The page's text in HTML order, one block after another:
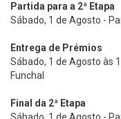
Partida para a 2ª Etapa
Sábado, 1 de Agosto -
Entrega de Prémios
Sábado, 1 de Agosto às
Funchal
Final da 2ª Etapa